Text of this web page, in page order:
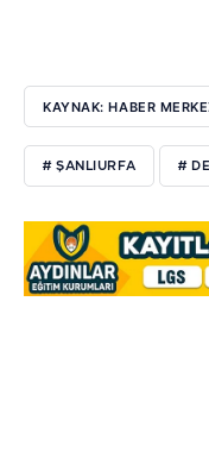
KAYNAK: HABER
# ŞANLIURFA #